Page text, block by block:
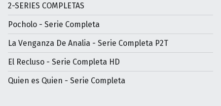
2-SERIES COMPLETAS
Pocholo - Serie Completa
La Venganza De Analia - Serie Completa P2T
El Recluso - Serie Completa HD
Quien es Quien - Serie Completa